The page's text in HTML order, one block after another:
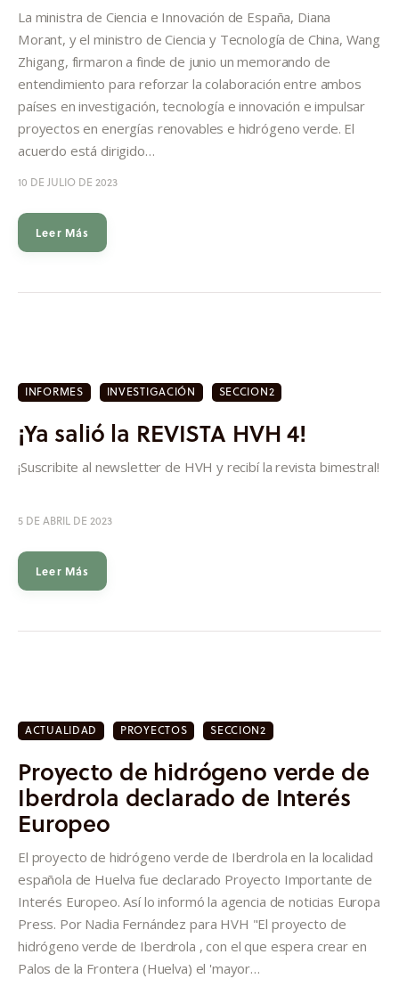
La ministra de Ciencia e Innovación de España, Diana
Morant, y el ministro de Ciencia y Tecnología de China, Wang
Zhigang, firmaron a finde de junio un memorando de
entendimiento para reforzar la colaboración entre ambos
países en investigación, tecnología e innovación e impulsar
proyectos en energías renovables e hidrógeno verde. El
acuerdo está dirigido…
10 DE JULIO DE 2023
Leer Más
INFORMES INVESTIGACIÓN SECCION2
¡Ya salió la REVISTA HVH 4!
¡Suscribite al newsletter de HVH y recibí la revista bimestral!
5 DE ABRIL DE 2023
Leer Más
ACTUALIDAD PROYECTOS SECCION2
Proyecto de hidrógeno verde de
Iberdrola declarado de Interés
Europeo
El proyecto de hidrógeno verde de Iberdrola en la localidad
española de Huelva fue declarado Proyecto Importante de
Interés Europeo. Así lo informó la agencia de noticias Europa
Press. Por Nadia Fernández para HVH "El proyecto de
hidrógeno verde de Iberdrola , con el que espera crear en
Palos de la Frontera (Huelva) el 'mayor…